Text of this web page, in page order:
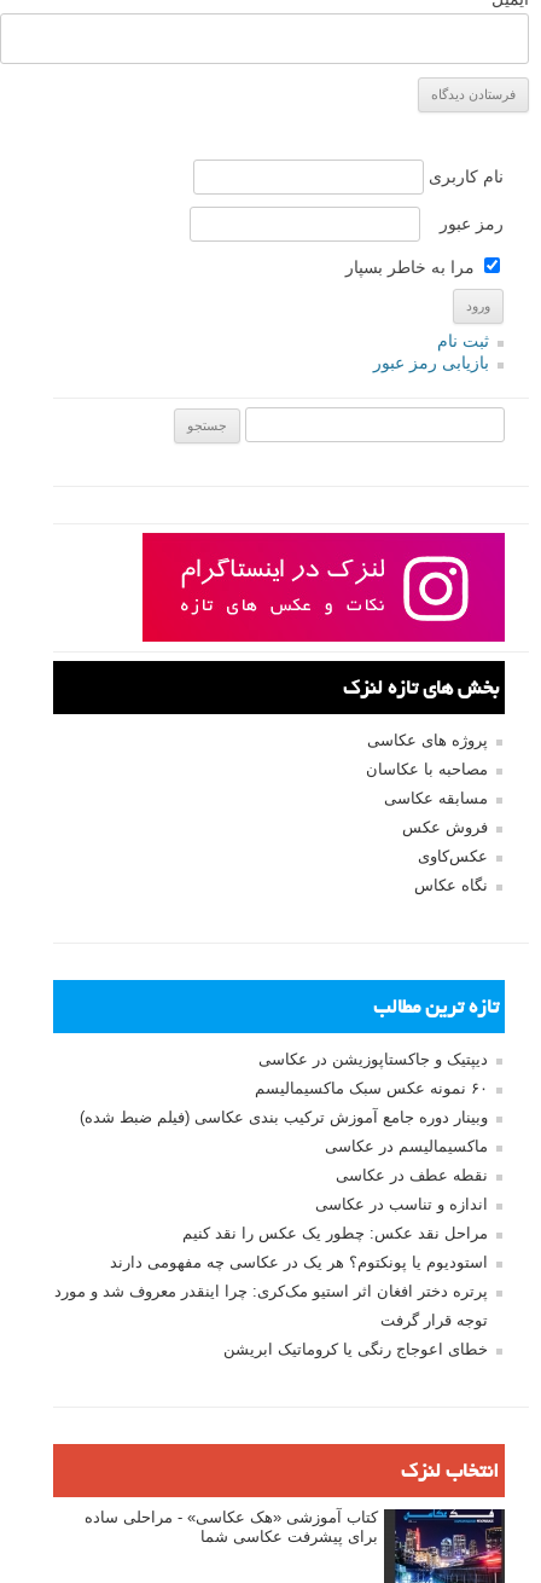
نام کاربری
رمز عبور
مرا به خاطر بسپار
ثبت نام
بازیابی رمز عبور
بخش های تازه لنزک
پروژه های عکاسی
مصاحبه با عکاسان
مسابقه عکاسی
فروش عکس
عکس‌کاوی
نگاه عکاس
تازه ترین مطالب
دیپتیک و جاکستا‌پوزیشن در عکاسی
۶۰ نمونه عکس سبک ماکسیمالیسم
وبینار دوره جامع آموزش ترکیب بندی عکاسی (فیلم ضبط شده)
ماکسیمالیسم در عکاسی
نقطه عطف در عکاسی
اندازه و تناسب در عکاسی
مراحل نقد عکس: چطور یک عکس را نقد کنیم
استودیوم یا پونکتوم؟ هر یک در عکاسی چه مفهومی دارند
پرتره دختر افغان اثر استیو مک‌کری: چرا اینقدر معروف شد و مورد
توجه قرار گرفت
خطای اعوجاج رنگی یا کروماتیک ابریشن
انتخاب لنزک
کتاب آموزشی «هک عکاسی» - مراحلی ساده
برای پیشرفت عکاسی شما